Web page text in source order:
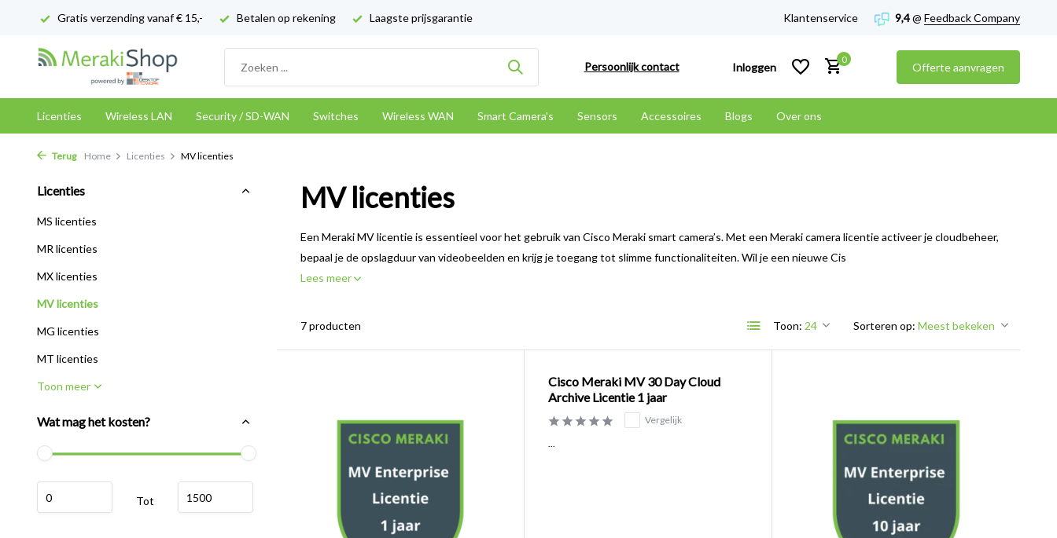
Gratis verzending vanaf € 15,- Betalen op rekening Laagste prijsgarantie Klantenservice 9,4@ Feedback Company
Persoonlijk contact Inloggen
0
Offerte aanvragen
Licenties Wireless LAN Security / SD-WAN Switches Wireless WAN Smart Camera's Sensors Accessoires Blogs Over ons
Terug Home Licenties MV licenties
Licenties
MS licenties
MR licenties
MX licenties
MV licenties
MG licenties
MT licenties
Toon meer
Wat mag het kosten?
Tot
MV licenties
Een Meraki MV licentie is essentieel voor het gebruik van Cisco Meraki smart camera’s. Met een Meraki camera licentie activeer je cloudbeheer,
bepaal je de opslagduur van videobeelden en krijg je toegang tot slimme functionaliteiten. Wil je een nieuwe Cis
Lees meer
7 producten Toon: Sorteren op:
Cisco Meraki MV 30 Day Cloud
Archive Licentie 1 jaar
Vergelijk
...